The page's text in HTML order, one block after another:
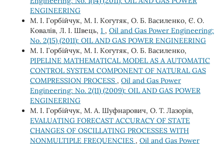
ENGINEERING
М. І. Горбійчук, М. І. Когутяк, О. Б. Василенко, Є. О.
Ковалів, Л. І. Швець, 1 , Oil and Gas Power Engineering:
No. 2(15) (2011): OIL AND GAS POWER ENGINEERING
М. І. Горбійчук, М. І. Когутяк, О. Б. Василенко,
PIPELINE MATHEMATICAL MODEL AS A AUTOMATIC
CONTROL SYSTEM COMPONENT OF NATURAL GAS
COMPRESSION PROCESS , Oil and Gas Power
Engineering: No. 2(11) (2009): OIL AND GAS POWER
ENGINEERING
М. І. Горбійчук, М. А. Шуфнарович, О. Т. Лазорів,
EVALUATING FORECAST ACCURACY OF STATE
CHANGES OF OSCILLATING PROCESSES WITH
NONMULTIPLE FREQUENCIES , Oil and Gas Power